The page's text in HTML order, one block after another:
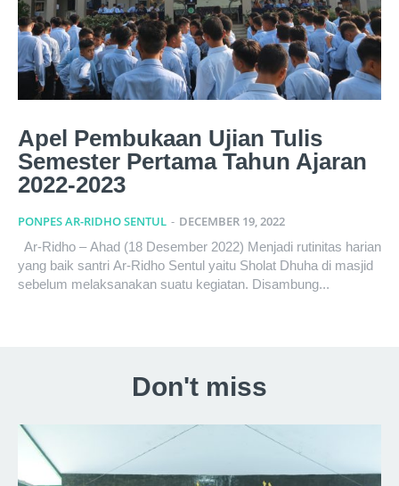
Apel Pembukaan Ujian Tulis
Semester Pertama Tahun Ajaran
2022-2023
PONPES AR-RIDHO SENTUL - DECEMBER 19, 2022
Ar-Ridho – Ahad (18 Desember 2022) Menjadi rutinitas harian
yang baik santri Ar-Ridho Sentul yaitu Sholat Dhuha di masjid
sebelum melaksanakan suatu kegiatan. Disambung...
Don't miss